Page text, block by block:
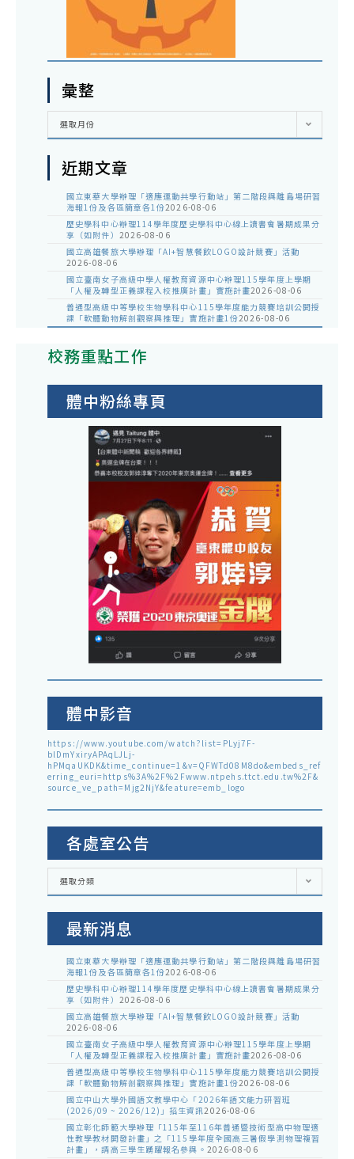
彙整
彙
選取月份
近期文章
國立東華大學辦理「適應運動共學行動站」第二階段與離島場研習
海報1份及各區簡章各1份2026-08-06
歷史學科中心辦理114學年度歷史學科中心線上讀書會暑期成果分
享（如附件） 2026-08-06
國立高雄餐旅大學辦理「AI+智慧餐飲LOGO設計競賽」活動
2026-08-06
國立臺南女子高級中學人權教育資源中心辦理115學年度上學期
「人權及轉型正義課程入校推廣計畫」實施計畫2026-08-06
普通型高級中等學校生物學科中心115學年度能力競賽培訓公開授
課「軟體動物解剖觀察與推理」實施計畫1份2026-08-06
校務重點工作
體中粉絲專頁
體中影音
https://www.youtube.com/watch?list=PLyj7F-
blDmYxiryAPAqLJLj-
hPMqaUKDK&time_continue=1&v=QFWTd08M8do&embeds_ref
erring_euri=https%3A%2F%2Fwww.ntpehs.ttct.edu.tw%2F&
source_ve_path=Mjg2NjY&feature=emb_logo
各處室公告
各
室
選取分類
最新消息
國立東華大學辦理「適應運動共學行動站」第二階段與離島場研習
海報1份及各區簡章各1份2026-08-06
歷史學科中心辦理114學年度歷史學科中心線上讀書會暑期成果分
享（如附件） 2026-08-06
國立高雄餐旅大學辦理「AI+智慧餐飲LOGO設計競賽」活動
2026-08-06
國立臺南女子高級中學人權教育資源中心辦理115學年度上學期
「人權及轉型正義課程入校推廣計畫」實施計畫2026-08-06
普通型高級中等學校生物學科中心115學年度能力競賽培訓公開授
課「軟體動物解剖觀察與推理」實施計畫1份2026-08-06
國立中山大學外國語文教學中心「2026年語文能力研習班
(2026/09 ~ 2026/12)」招生資訊2026-08-06
國立彰化師範大學辦理「115年至116年普通暨技術型高中物理適
性教學教材開發計畫」之「115學年度全國高三暑假學測物理複習
計畫」，請高三學生踴躍報名參與。 2026-08-06